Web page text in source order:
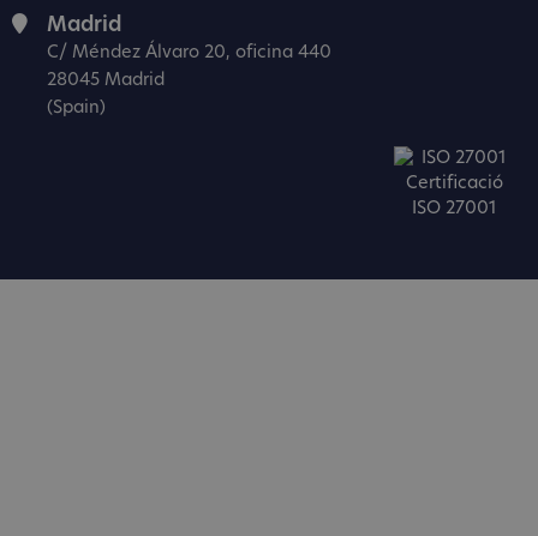
Madrid
C/ Méndez Álvaro 20, oficina 440
28045 Madrid
(Spain)
Certificació
ISO 27001